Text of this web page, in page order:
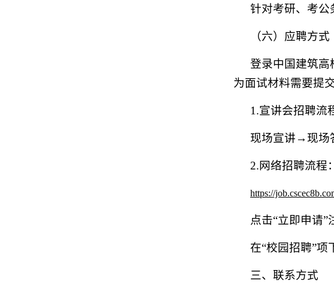
针对考研、考公
（六）应聘方式
登录中国建筑高
为面试材料需要提交
1.宣讲会招聘流
现场宣讲→现场
2.网络招聘流程：
https://
点击“立即申请”
在“校园招聘”项
三、联系方式